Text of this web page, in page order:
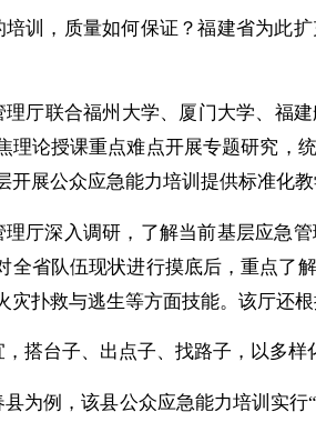
培训，质量如何保证？福建省为此
理厅联合福州大学、厦门大学、福
理论授课重点难点开展专题研究，
开展公众应急能力培训提供标准化教
理厅深入调研，了解当前基层应急
全省队伍现状进行摸底后，重点了
灾扑救与逃生等方面技能。该厅还
搭台子、出点子、找路子，以多样
县为例，该县公众应急能力培训实行